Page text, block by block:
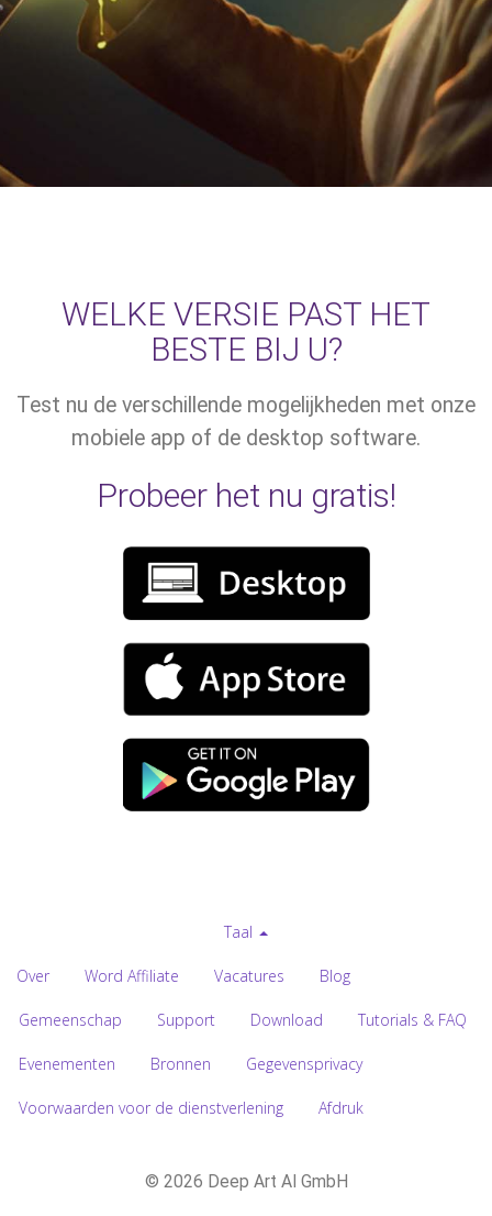
WELKE VERSIE PAST HET
BESTE BIJ U?
Test nu de verschillende mogelijkheden met onze
mobiele app of de desktop software.
Probeer het nu gratis!
Taal
Over Word Affiliate Vacatures Blog
Gemeenschap Support Download Tutorials & FAQ
Evenementen Bronnen Gegevensprivacy
Voorwaarden voor de dienstverlening Afdruk
© 2026 Deep Art AI GmbH